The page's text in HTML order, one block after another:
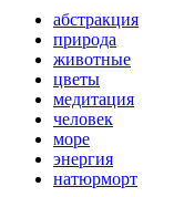
абстракция
природа
животные
цветы
медитация
человек
море
энергия
натюрморт